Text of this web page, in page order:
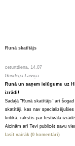
Runā skatītājs
ceturtdiena, 14.07
Gundega Laiviņa
Runā un saņem ielūgumu uz
izrādi!
Sadaļā "Runā skatītājs" arī šogad
skatītāji, kas nav specializējušies
kritikā, rakstīs par festivāla
Aicinām arī Tevi publicēt savu
lasīt vairāk (0 komentāri)